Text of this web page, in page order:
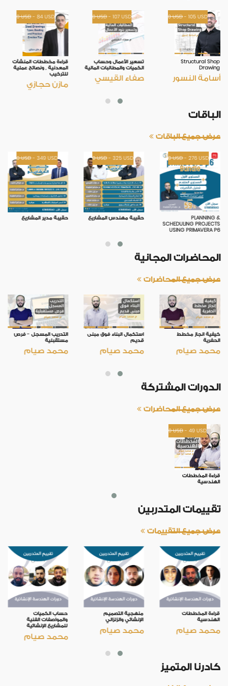
التسويق
الدخول
SIGN UP
Structural Shop
Drawing
أسامة النسور
0USD-105 USD
تسعير الأعمال وحساب
الكميات والمطالبات المالية
صفاء القيسي
0USD-107USD
قراءة مخططات المنشآت
المعدنية , ونصائح عملية
للتركيب
مازن حجازي
0USD-84 USD
الباقات
عرض جميع الباقات
PLANNING &
SCHEDULING PROJECTS
USING PRIMAVERA P6
0USD-276USD
حقيبة مهندس المشاريع
0USD-325USD
حقيبة مدير المشاريع
0USD-349USD
المحاضرات المجانية
عرض جميع المحاضرات
كيفية انجاز مخطط
الحفرية
محمد صيام
استكمال البناء فوق مبنى
قديم
محمد صيام
التدريب المسجل - فرص
مستقبلية
محمد صيام
الدورات المشتركة
عرض جميع المحاضرات
قراءة المخططات
الهندسية
0USD- 49USD
تقييمات المتدربين
عرض جميع التقييمات
قراءة المخططات
الهندسية
محمد صيام
منهجية التصميم
الإنشائي والزلزالي
محمد صيام
حساب الكميات
والمواصفات الفنية
للمشاريع الإنشائية
محمد صيام
كادرنا المتميز